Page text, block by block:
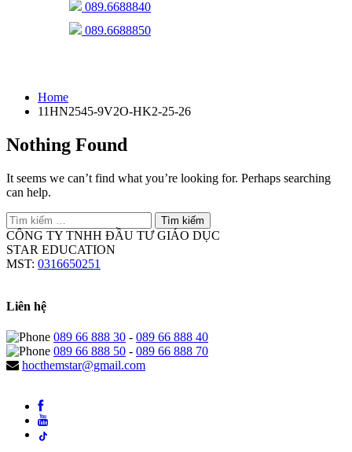
089.6688840
089.6688850
Home
11HN2545-9V2O-HK2-25-26
Nothing Found
It seems we can’t find what you’re looking for. Perhaps searching
can help.
Tìm
kiếm
cho:
CÔNG TY TNHH ĐẦU TƯ GIÁO DỤC
STAR EDUCATION
MST: 0316650251
Liên hệ
089 66 888 30 - 089 66 888 40
089 66 888 50 - 089 66 888 70
hocthemstar@gmail.com